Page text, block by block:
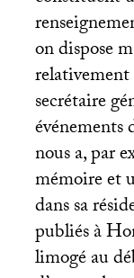
on dispose
secrétaire
événements
nous a, par
mémoire et
dans sa
publiés à
limogé au